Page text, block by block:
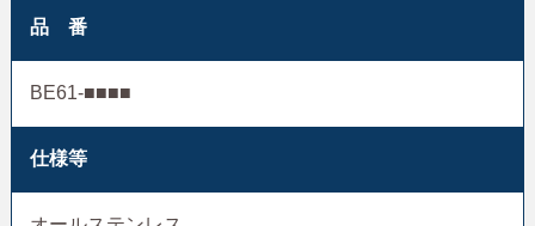
品 番
BE61-■■■■
仕様等